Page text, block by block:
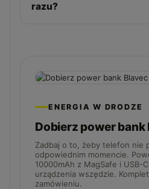
razu?
ENERGIA W DRODZE
Dobierz power bank
Zadbaj o to, żeby telefon nie
odpowiednim momencie.
10000mAh z MagSafe i USB-
urządzenia wszędzie.
zamówieniu.